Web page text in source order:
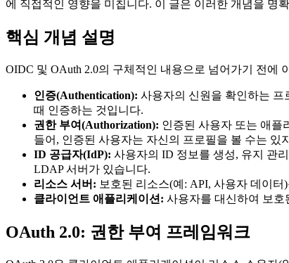
에 직접적인 영향을 미칩니다. 이 글은 이러한 개념을 명
핵심 개념 설명
OIDC 및 OAuth 2.0의 구체적인 내용으로 넘어가기 전에
인증(Authentication): 사용자의 신원을 확인하는
때 인증하는 것입니다.
권한 부여(Authorization): 인증된 사용자 또는 애플
들어, 인증된 사용자는 자신의 프로필을 볼 수는
ID 공급자(IdP): 사용자의 ID 정보를 생성, 유지 관
LDAP 서버가 있습니다.
리소스 서버: 보호된 리소스(예: API, 사용자 데이
클라이언트 애플리케이션: 사용자를 대신하여 보호
OAuth 2.0: 권한 부여 프레임워크